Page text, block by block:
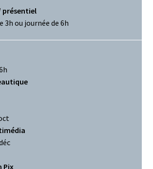
présentiel
3h ou journée de 6h
Pix